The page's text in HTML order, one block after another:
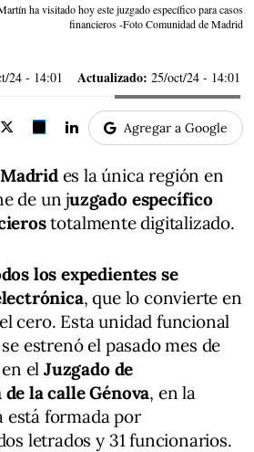
ha visitado hoy este juzgado específico para casos
financieros -Foto Comunidad de Madrid
24 - 14:01 Actualizado: 25/oct/24 - 14:01
Agregar a Google
es la única región en
de un juzgado específico
totalmente digitalizado.
los expedientes se
, que lo convierte en
cero. Esta unidad funcional
estrenó el pasado mes de
en elJuzgado de
la calle Génova, en la
está formada por
letrados y 31 funcionarios.